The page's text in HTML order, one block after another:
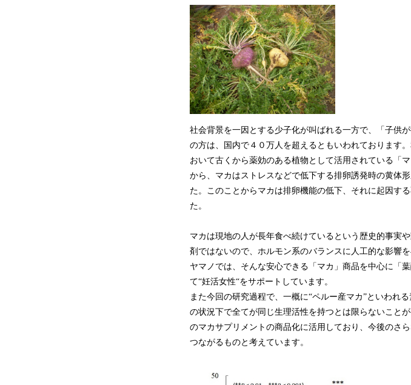
社会背景を一因とする少子化が叫ばれる一方で、「子供
の方は、国内で４０万人を超えるともいわれております
おいて古くから薬効のある植物として活用されている「
から、マカはストレスなどで低下する排卵誘発時の黄体
た。このことからマカは排卵機能の低下、それに起因す
た。
マカは現地の人が長年食べ続けているという歴史的事実
剤ではないので、ホルモン系のバランスに人工的な影響を
ヤマノでは、そんな安心できる「マカ」商品を中心に「
て“妊活女性“をサポートしています。
また今回の研究過程で、一概に“ペルー産マカ”といわれ
の状況下で全てが同じ生理活性を持つとは限らないこと
のマカサプリメントの商品化に活用しており、今後のさ
つながるものと考えています。